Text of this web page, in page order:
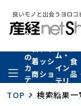
全
の
カ
テ
リ
着
商
品
フ
ッ
シ
ョ
ン
フ
ァ
シ
ョ
ン
小
ム・
イン
テリ
ア
グ
食
品
ド
ン
TOP 検索結果一